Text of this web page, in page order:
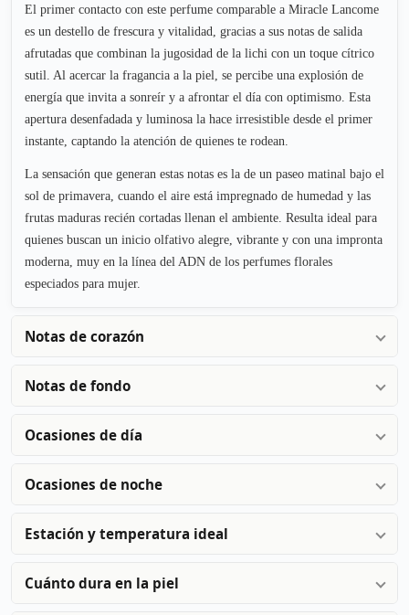
El primer contacto con este perfume comparable a Miracle Lancome
es un destello de frescura y vitalidad, gracias a sus notas de salida
afrutadas que combinan la jugosidad de la lichi con un toque cítrico
sutil. Al acercar la fragancia a la piel, se percibe una explosión de
energía que invita a sonreír y a afrontar el día con optimismo. Esta
apertura desenfadada y luminosa la hace irresistible desde el primer
instante, captando la atención de quienes te rodean.
La sensación que generan estas notas es la de un paseo matinal bajo el
sol de primavera, cuando el aire está impregnado de humedad y las
frutas maduras recién cortadas llenan el ambiente. Resulta ideal para
quienes buscan un inicio olfativo alegre, vibrante y con una impronta
moderna, muy en la línea del ADN de los perfumes florales
especiados para mujer.
Notas de corazón
Notas de fondo
Ocasiones de día
Ocasiones de noche
Estación y temperatura ideal
Cuánto dura en la piel